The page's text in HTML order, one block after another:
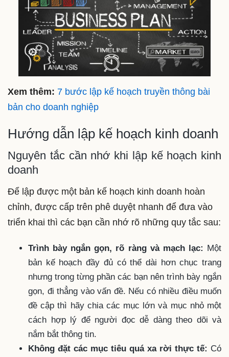
Xem thêm: 7 bước lập kế hoạch truyền thông bài
bản cho doanh nghiệp
Hướng dẫn lập kế hoạch kinh doanh
Nguyên tắc cần nhớ khi lập kế hoạch kinh
doanh
Để lập được một bản kế hoạch kinh doanh hoàn
chỉnh, được cấp trên phê duyệt nhanh để đưa vào
triển khai thì các bạn cần nhớ rõ những quy tắc sau:
Trình bày ngắn gọn, rõ ràng và mạch lạc: Một
bản kế hoạch đầy đủ có thể dài hơn chục trang
nhưng trong từng phần các bạn nên trình bày ngắn
gọn, đi thẳng vào vấn đề. Nếu có nhiều điều muốn
đề cập thì hãy chia các mục lớn và mục nhỏ một
cách hợp lý để người đọc dễ dàng theo dõi và
nắm bắt thông tin.
Không đặt các mục tiêu quá xa rời thực tế: Có